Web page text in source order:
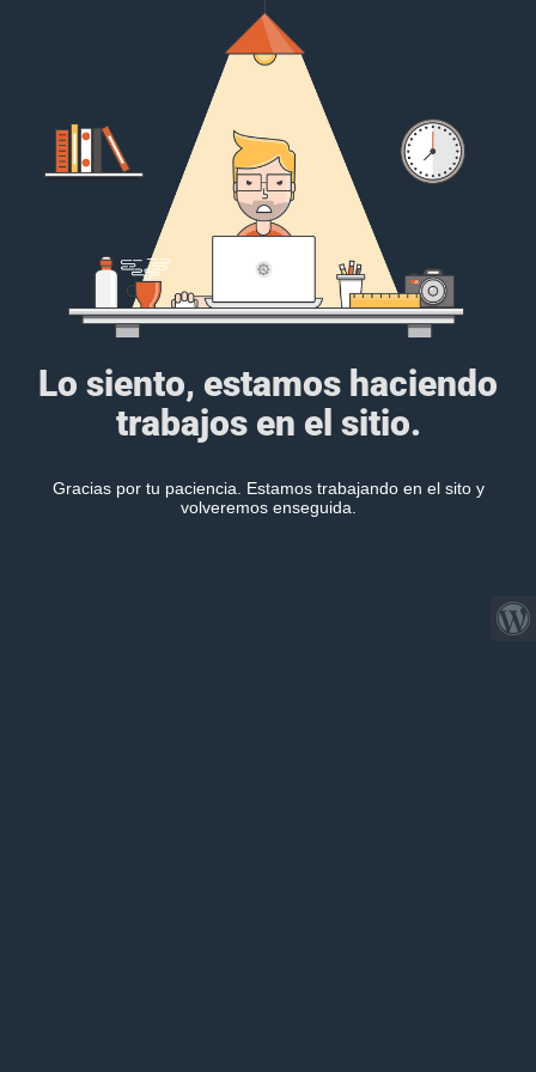
Lo siento, estamos haciendo
trabajos en el sitio.
Gracias por tu paciencia. Estamos trabajando en el sito y
volveremos enseguida.